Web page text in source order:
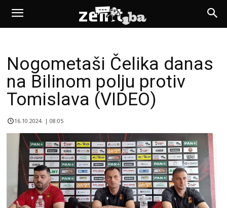
Nogometaši Čelika danas
na Bilinom polju protiv
Tomislava (VIDEO)
16.10.2024. | 08:05